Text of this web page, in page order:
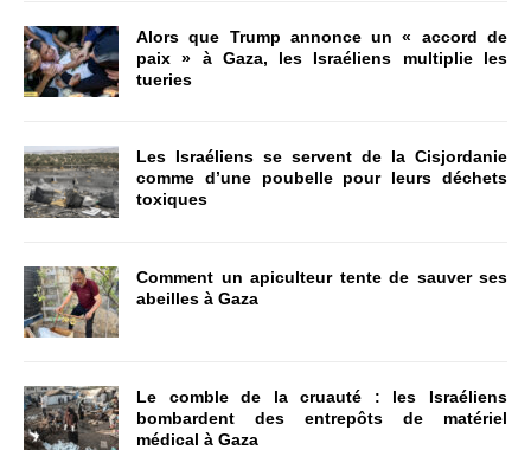
Alors que Trump annonce un « accord de
paix » à Gaza, les Israéliens multiplie les
tueries
Les Israéliens se servent de la Cisjordanie
comme d’une poubelle pour leurs déchets
toxiques
Comment un apiculteur tente de sauver ses
abeilles à Gaza
Le comble de la cruauté : les Israéliens
bombardent des entrepôts de matériel
médical à Gaza